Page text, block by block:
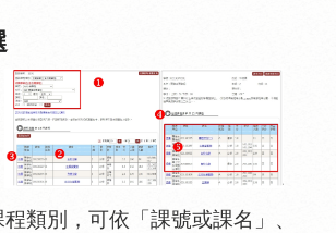
類別，可依「課號或課名」、